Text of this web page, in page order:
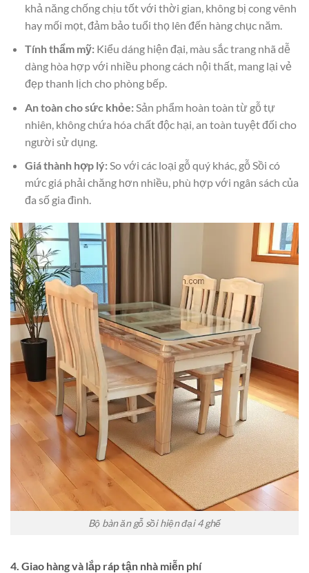
khả năng chống chịu tốt với thời gian, không bị cong vênh
hay mối mọt, đảm bảo tuổi thọ lên đến hàng chục năm.
Tính thẩm mỹ:Kiểu dáng hiện đại, màu sắc trang nhã dễ
dàng hòa hợp với nhiều phong cách nội thất, mang lại vẻ
đẹp thanh lịch cho phòng bếp.
An toàn cho sức khỏe:Sản phẩm hoàn toàn từ gỗ tự
nhiên, không chứa hóa chất độc hại, an toàn tuyệt đối cho
người sử dụng.
Giá thành hợp lý:So với các loại gỗ quý khác, gỗ Sồi có
mức giá phải chăng hơn nhiều, phù hợp với ngân sách của
đa số gia đình.
Bộ bàn ăn gỗ sồi hiện đại 4 ghế
4. Giao hàng và lắp ráp tận nhà miễn phí